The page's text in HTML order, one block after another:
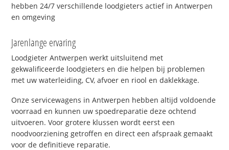
hebben 24/7 verschillende loodgieters actief in Antwerpen
en omgeving
Jarenlange ervaring
Loodgieter Antwerpen werkt uitsluitend met
gekwalificeerde loodgieters en die helpen bij problemen
met uw waterleiding, CV, afvoer en riool en daklekkage.
Onze servicewagens in Antwerpen hebben altijd voldoende
voorraad en kunnen uw spoedreparatie deze ochtend
uitvoeren. Voor grotere klussen wordt eerst een
noodvoorziening getroffen en direct een afspraak gemaakt
voor de definitieve reparatie.